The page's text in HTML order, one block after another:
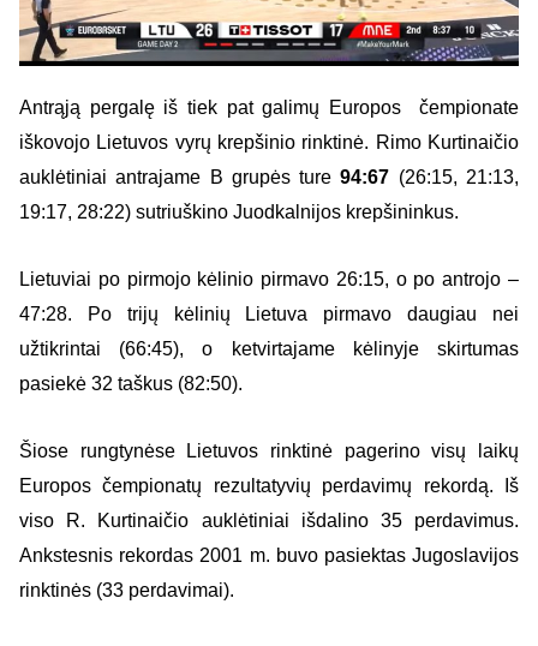
Antrąją pergalę iš tiek pat galimų Europos čempionate
iškovojo Lietuvos vyrų krepšinio rinktinė. Rimo Kurtinaičio
auklėtiniai antrajame B grupės ture94:67 (26:15, 21:13,
19:17, 28:22) sutriuškino Juodkalnijos krepšininkus.
Lietuviai po pirmojo kėlinio pirmavo 26:15, o po antrojo –
47:28. Po trijų kėlinių Lietuva pirmavo daugiau nei
užtikrintai (66:45), o ketvirtajame kėlinyje skirtumas
pasiekė 32 taškus (82:50).
Šiose rungtynėse Lietuvos rinktinė pagerino visų laikų
Europos čempionatų rezultatyvių perdavimų rekordą. Iš
viso R. Kurtinaičio auklėtiniai išdalino 35 perdavimus.
Ankstesnis rekordas 2001 m. buvo pasiektas Jugoslavijos
rinktinės (33 perdavimai).